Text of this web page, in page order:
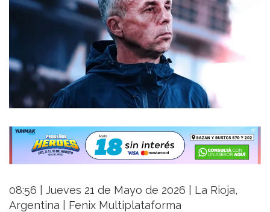
08:56 | Jueves 21 de Mayo de 2026 | La Rioja,
Argentina | Fenix Multiplataforma